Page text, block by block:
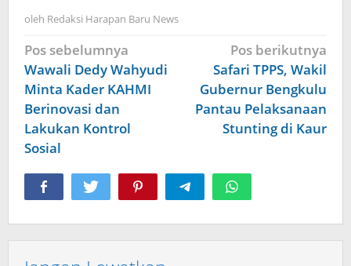
oleh Redaksi Harapan Baru News
Navigasi
pos
Pos sebelumnya
Wawali Dedy Wahyudi
Minta Kader KAHMI
Berinovasi dan
Lakukan Kontrol
Sosial
Pos berikutnya
Safari TPPS, Wakil
Gubernur Bengkulu
Pantau Pelaksanaan
Stunting di Kaur